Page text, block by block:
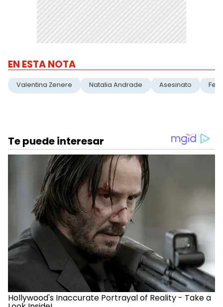
EN ESTA NOTA
Valentina Zenere Natalia Andrade Asesinato